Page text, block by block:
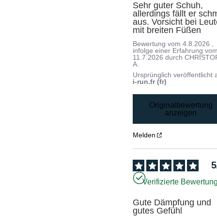
Sehr guter Schuh,
allerdings fällt er
aus. Vorsicht bei
mit breiten Füßen
Bewertung vom4.8.2026
infolge einer Erfahrung
11.7.2026 durch
A.
Ursprünglich veröffentlicht
i-run.fr (fr)
Originalbewertung
anzeigen
Melden
5
Verifizierte
Gute Dämpfung und
gutes Gefühl